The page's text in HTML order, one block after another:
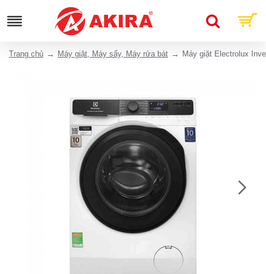
Trang chủ Máy giặt, Máy sấy, Máy rửa bát Máy giặt Electrolux